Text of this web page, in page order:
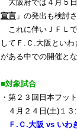
大阪府では４月５
宣言 」の発出も検討
これに伴いＪＦＬ
してＦ.Ｃ.大阪とい
がある中での開催と
■対象試合
・第２３回日本フッ
４月２４日(土)１３
Ｆ.Ｃ.大阪 vs いわ